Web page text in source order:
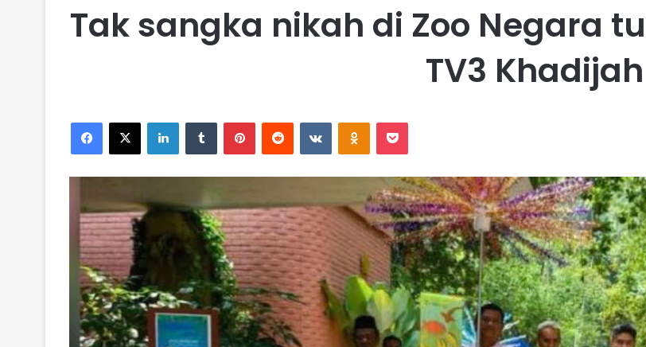
Tak sangka nikah di Zoo Negara
TV3 Khadijah